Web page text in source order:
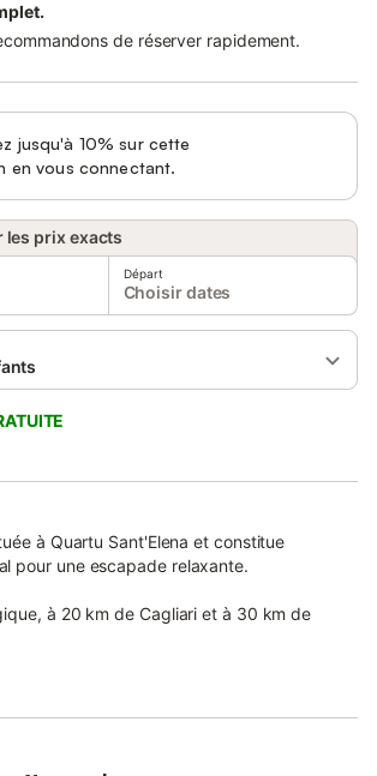
de réserver rapidement.
jusqu'à 10% sur cette
en vous connectant.
les prix exacts
Départ
Choisir dates
à Quartu Sant'Elena et constitue
pour une escapade relaxante.
à 20 km de Cagliari et à 30 km de
destination parfaite pour couples et